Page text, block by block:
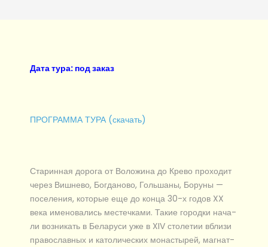
Дата тура: под заказ
ПРОГРАММА ТУРА (скачать)
Старинная дорога от Во­ло­жи­на до Кре­во про­хо­дит
че­рез Виш­не­во, Бог­да­но­во, Голь­ша­ны, Бо­ру­ны —
по­се­ле­ния, ко­то­рые еще до кон­ца 30-х го­дов XX
ве­ка име­но­ва­лись ме­стеч­ка­ми. Такие го­род­ки на­ча­
ли воз­ни­кать в Бе­ла­ру­си уже в XIV сто­ле­тии вбли­зи
пра­во­слав­ных и ка­то­ли­че­ских мо­на­сты­рей, маг­нат­